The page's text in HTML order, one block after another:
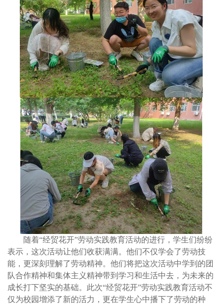
随着“经贸花开”劳动实践教育活动的进行，学生们纷纷
表示，这次活动让他们收获满满。他们不仅学会了劳动技
能，更深刻理解了劳动精神。他们将把这次活动中学到的团
队合作精神和集体主义精神带到学习和生活中去，为未来的
成长打下坚实的基础。此次“经贸花开”劳动实践教育活动不
仅为校园增添了新的活力，更在学生心中播下了劳动的种